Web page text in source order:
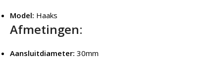
Model: Haaks
Afmetingen:
Aansluitdiameter: 30mm